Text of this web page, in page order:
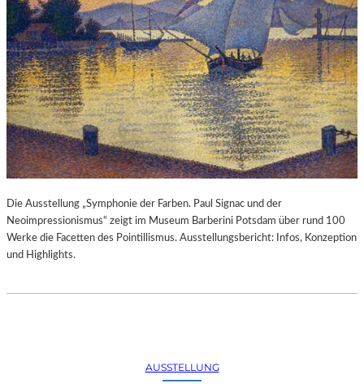
Die Ausstellung „Symphonie der Farben. Paul Signac und der
Neoimpressionismus“ zeigt im Museum Barberini Potsdam über rund 100
Werke die Facetten des Pointillismus. Ausstellungsbericht: Infos, Konzeption
und Highlights.
AUSSTELLUNG